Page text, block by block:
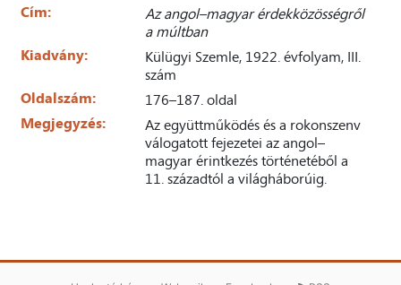
Cím:
Az angol–magyar érdekközösségről
a múltban
Kiadvány:
Külügyi Szemle, 1922. évfolyam, III.
szám
Oldalszám:
176–187. oldal
Megjegyzés:
Az együttműködés és a rokonszenv
válogatott fejezetei az angol–
magyar érintkezés történetéből a
11. századtól a világháborúig.